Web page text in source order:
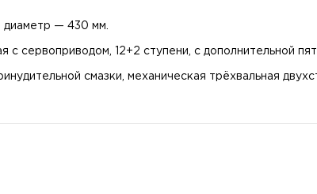
диаметр — 430 мм.
с сервоприводом, 12+2 ступени, с дополнительной
смазки, механическая трёхвальная